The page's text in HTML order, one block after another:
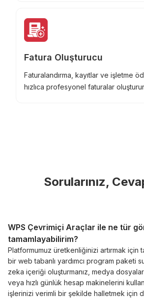
Fatura Oluşturucu
Faturalandırma, kayıtlar ve işletme
hızlıca profesyonel faturalar
Sorularınız,
WPS Çevrimiçi Araçlar ile ne tür
tamamlayabilirim?
Platformumuz üretkenliğinizi artırmak için
bir web tabanlı yardımcı program paketi
zeka içeriği oluşturmanız, medya
veya hızlı günlük hesap makinelerini
işlerinizi verimli bir şekilde halletmek için